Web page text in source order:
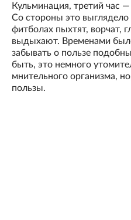
Кульминация, третий час
Со стороны это
фитболах пыхтят, ворчат,
выдыхают. Временами
забывать о пользе
быть, это немного
мнительного организма,
пользы.